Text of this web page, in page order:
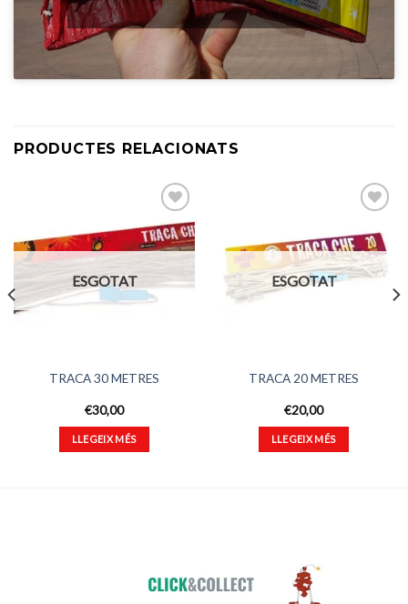
PRODUCTES RELACIONATS
favorits
ESGOTAT
TRACA 30 METRES
€30,00
LLEGEIX MÉS
Afegeix
a
favorits
ESGOTAT
TRACA 20 METRES
€20,00
LLEGEIX MÉS